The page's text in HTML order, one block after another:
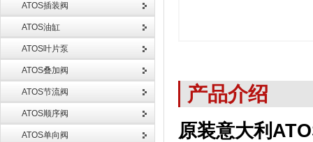
ATOS插装阀
ATOS油缸
ATOS叶片泵
ATOS叠加阀
ATOS节流阀
ATOS顺序阀
ATOS单向阀
产品介绍
原装意大利